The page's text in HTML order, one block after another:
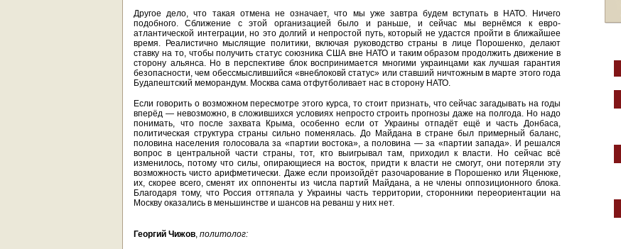
Другое дело, что такая отмена не означает, что мы уже завтра будем вступать в НАТО. Ничего
подобного. Сближение с этой организацией было и раньше, и сейчас мы вернёмся к евро-
атлантической интеграции, но это долгий и непростой путь, который не удастся пройти в ближайшее
время. Реалистично мыслящие политики, включая руководство страны в лице Порошенко, делают
ставку на то, чтобы получить статус союзника США вне НАТО и таким образом продолжить движение в
сторону альянса. Но в перспективе блок воспринимается многими украинцами как лучшая гарантия
безопасности, чем обессмыслившийся «внеблоковй статус» или ставший ничтожным в марте этого года
Будапештский меморандум. Москва сама отфутболивает нас в сторону НАТО.
Если говорить о возможном пересмотре этого курса, то стоит признать, что сейчас загадывать на годы
вперёд — невозможно, в сложившихся условиях непросто строить прогнозы даже на полгода. Но надо
понимать, что после захвата Крыма, особенно если от Украины отпадёт ещё и часть Донбаса,
политическая структура страны сильно поменялась. До Майдана в стране был примерный баланс,
половина населения голосовала за «партии востока», а половина — за «партии запада». И решался
вопрос в центральной части страны, тот, кто выигрывал там, приходил к власти. Но сейчас всё
изменилось, потому что силы, опирающиеся на восток, придти к власти не смогут, они потеряли эту
возможность чисто арифметически. Даже если произойдёт разочарование в Порошенко или Яценюке,
их, скорее всего, сменят их оппоненты из числа партий Майдана, а не члены оппозиционного блока.
Благодаря тому, что Россия оттяпала у Украины часть территории, сторонники переориентации на
Москву оказались в меньшинстве и шансов на реванш у них нет.
Георгий Чижов, политолог: